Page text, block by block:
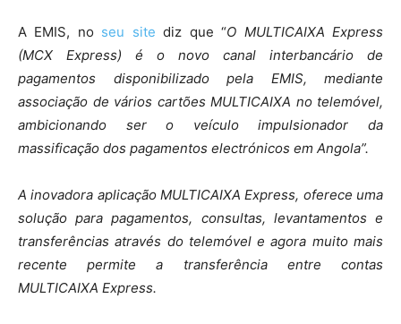
A EMIS, no seu site diz que “O MULTICAIXA Express
(MCX Express) é o novo canal interbancário de
pagamentos disponibilizado pela EMIS, mediante
associação de vários cartões MULTICAIXA no telemóvel,
ambicionando ser o veículo impulsionador da
massificação dos pagamentos electrónicos em Angola”.
A inovadora aplicação MULTICAIXA Express, oferece uma
solução para pagamentos, consultas, levantamentos e
transferências através do telemóvel e agora muito mais
recente permite a transferência entre contas
MULTICAIXA Express.